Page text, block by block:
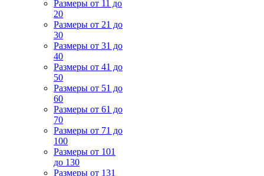
Размеры от 11 до
20
Размеры от 21 до
30
Размеры от 31 до
40
Размеры от 41 до
50
Размеры от 51 до
60
Размеры от 61 до
70
Размеры от 71 до
100
Размеры от 101
до 130
Размеры от 131